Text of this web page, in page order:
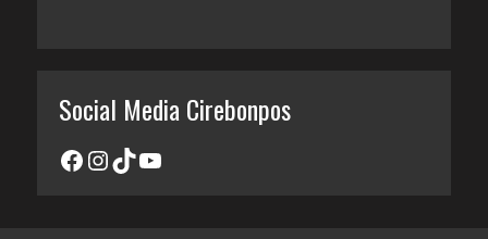
Social Media Cirebonpos